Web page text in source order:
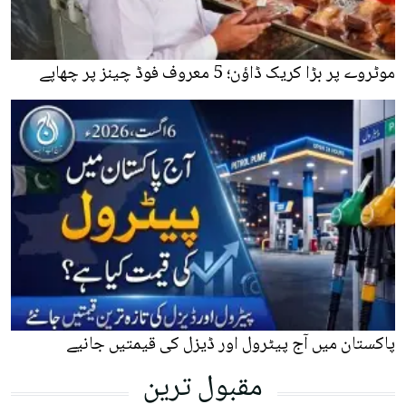
موٹروے پر بڑا کریک ڈاؤن؛ 5 معروف فوڈ چینز پر چھاپے
پاکستان میں آج پیٹرول اور ڈیزل کی قیمتیں جانیے
مقبول ترین